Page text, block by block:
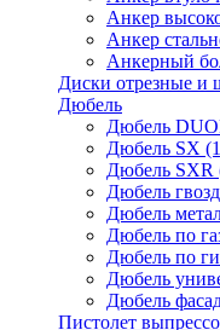
Анкер
Анкер
Анкерный
Диски отрезные и
Дюбель
Дюбель
Дюбель SX
Дюбель SXR
Дюбель
Дюбель
Дюбель по
Дюбель по
Дюбель
Дюбель
Пистолет